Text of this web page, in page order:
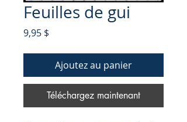
Feuilles de gui
9,95 $
Ajoutez au panier
Téléchargez maintenant